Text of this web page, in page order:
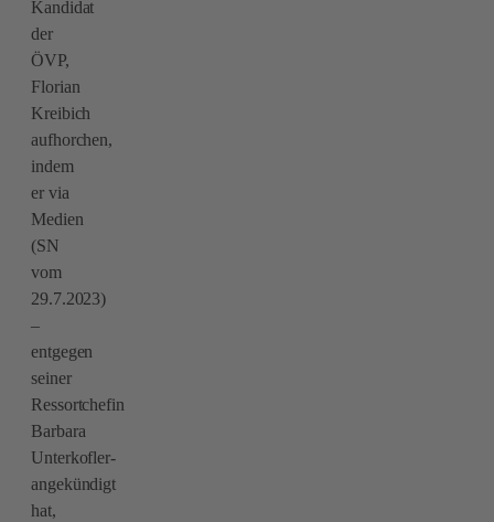
Kandidat
der
ÖVP,
Florian
Kreibich
aufhorchen,
indem
er via
Medien
(SN
vom
29.7.2023)
–
entgegen
seiner
Ressortchefin
Barbara
Unterkofler-
angekündigt
hat,